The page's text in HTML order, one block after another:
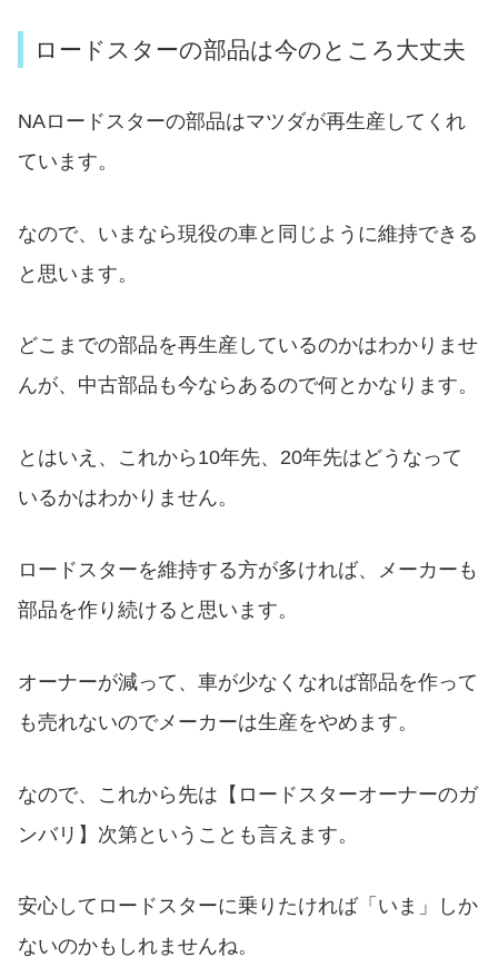
ロードスターの部品は今のところ大丈夫
NAロードスターの部品はマツダが再生産してくれ
ています。
なので、いまなら現役の車と同じように維持できる
と思います。
どこまでの部品を再生産しているのかはわかりませ
んが、中古部品も今ならあるので何とかなります。
とはいえ、これから10年先、20年先はどうなって
いるかはわかりません。
ロードスターを維持する方が多ければ、メーカーも
部品を作り続けると思います。
オーナーが減って、車が少なくなれば部品を作って
も売れないのでメーカーは生産をやめます。
なので、これから先は【ロードスターオーナーのガ
ンバリ】次第ということも言えます。
安心してロードスターに乗りたければ「いま」しか
ないのかもしれませんね。